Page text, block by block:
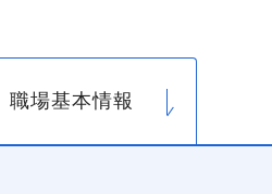
職場基本情報